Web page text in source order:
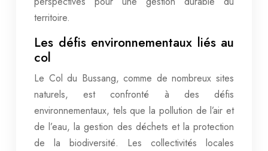
territoire.
Les défis environnementaux liés au
col
Le Col du Bussang, comme de nombreux sites
naturels, est confronté à des défis
environnementaux, tels que la pollution de l’air et
de l’eau, la gestion des déchets et la protection
de la biodiversité. Les collectivités locales